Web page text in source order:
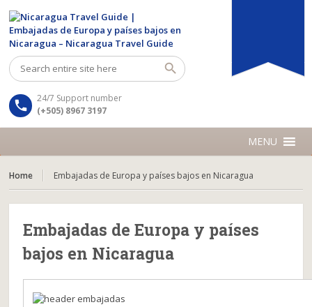
24/7 Support number
(+505) 8967 3197
MENU
Home Embajadas de Europa y países bajos en Nicaragua
Embajadas de Europa y países
bajos en Nicaragua